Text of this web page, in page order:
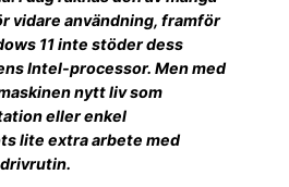
vidare användning, framför
11 inte stöder dess
Intel-processor. Men med
nytt liv som
eller enkel
lite extra arbete med